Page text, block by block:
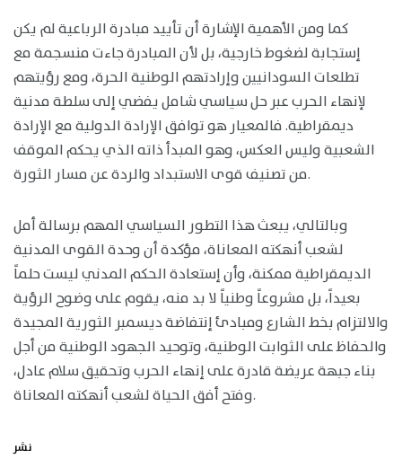
كما ومن الأهمية الإشارة أن تأييد مبادرة الرباعية لم يكن
إستجابة لضغوط خارجية، بل لأن المبادرة جاءت منسجمة مع
تطلعات السودانيين وإرادتهم الوطنية الحرة، ومع رؤيتهم
لإنهاء الحرب عبر حل سياسي شامل يفضي إلى سلطة مدنية
ديمقراطية. فالمعيار هو توافق الإرادة الدولية مع الإرادة
الشعبية وليس العكس، وهو المبدأ ذاته الذي يحكم الموقف
من تصنيف قوى الاستبداد والردة عن مسار الثورة.
وبالتالي، يبعث هذا التطور السياسي المهم برسالة أمل
لشعب أنهكته المعاناة، مؤكدة أن وحدة القوى المدنية
الديمقراطية ممكنة، وأن إستعادة الحكم المدني ليست حلماً
بعيداً، بل مشروعاً وطنياً لا بد منه، يقوم على وضوح الرؤية
والالتزام بخط الشارع ومبادئ إنتفاضة ديسمبر الثورية المجيدة
والحفاظ على الثوابت الوطنية، وتوحيد الجهود الوطنية من أجل
بناء جبهة عريضة قادرة على إنهاء الحرب وتحقيق سلام عادل،
وفتح أفق الحياة لشعب أنهكته المعاناة.
نشر